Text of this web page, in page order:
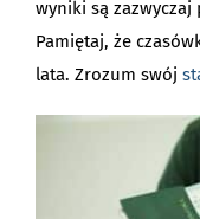
wyniki są
Pamiętaj, że
lata. Zrozum swój